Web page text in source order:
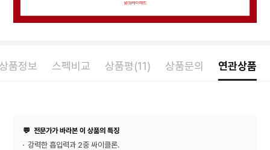
품정보 스펙비교 상품평(11) 상품문의 연관상품
💬 전문가가 바라본 이 상품의 특징
강력한 흡입력과 2중 싸이클론.